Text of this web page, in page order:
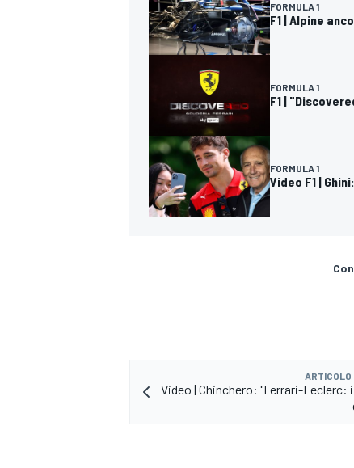
RALLY
FORMULA 1
F1 | Alpine
FORMULA 1
F1 |
FORMULA 1
Video F1 |
ARTICOLO
Video | Chinchero: "Ferrari-Leclerc: